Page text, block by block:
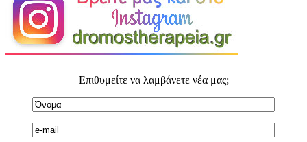
Επιθυμείτε να λαμβάνετε νέα μας;